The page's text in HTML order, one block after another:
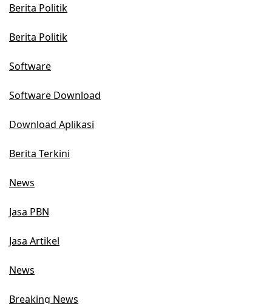
Berita Politik
Berita Politik
Software
Software Download
Download Aplikasi
Berita Terkini
News
Jasa PBN
Jasa Artikel
News
Breaking News